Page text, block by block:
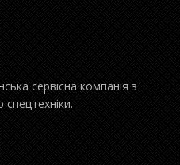
сервісна компанія з